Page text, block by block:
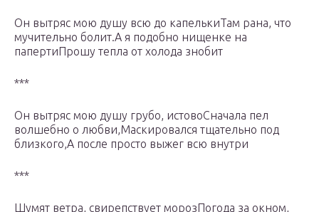
Он вытряс мою душу всю до капелькиТам рана, что
мучительно болит.А я подобно нищенке на
папертиПрошу тепла от холода знобит
***
Он вытряс мою душу грубо, истовоСначала пел
волшебно о любви,Маскировался тщательно под
близкого,А после просто выжег всю внутри
***
Шумят ветра, свирепствует морозПогода за окном,